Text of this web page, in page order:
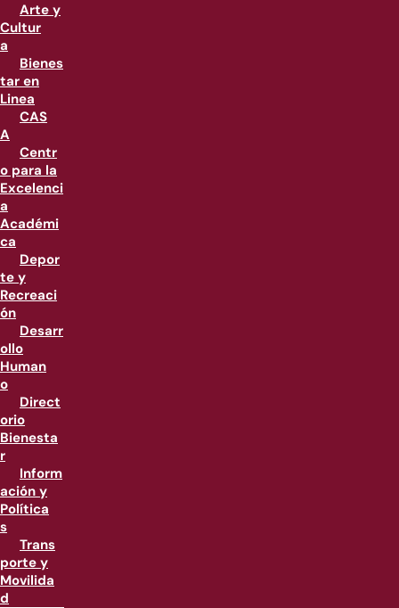
Arte y
Cultur
a
Bienes
tar en
Linea
CAS
A
Centr
o para la
Excelenci
a
Académi
ca
Depor
te y
Recreaci
ón
Desarr
ollo
Human
o
Direct
orio
Bienesta
r
Inform
ación y
Política
s
Trans
porte y
Movilida
d